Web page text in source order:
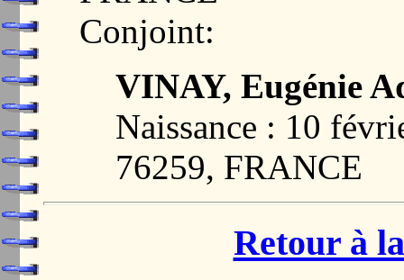
Conjoint:
VINAY, Eugénie
Naissance : 10
76259, FRANCE
Retour à